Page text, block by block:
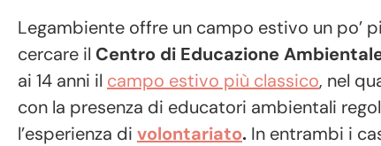
Legambiente offre un campo estivo un po’
cercare il Centro di Educazione
ai 14 anni il campo estivo più classico, nel
con la presenza di educatori ambientali
l’esperienza di volontariato. In entrambi i